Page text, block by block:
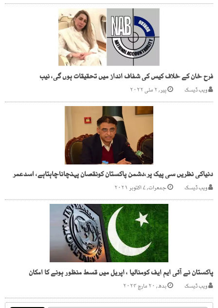
فرح خان کے خلاف کیس کی شفاف انداز میں تحقیقات ہوں گی، نیب
ویب ڈیسک پیر, ۲ مئی ۲۰۲۲
دنیاکی نظریں سی پیک پر،دشمن پاکستان کونقصان پہنچاناچاہتاہے، اسدعمر
ویب ڈیسک جمعرات, ۷ اکتوبر ۲۰۲۱
پاکستان نے آئی ایم ایف کومنالیا ، اپریل میں قسط منظور ہونے کا امکان
ویب ڈیسک بدھ, ۲۰ مارچ ۲۰۲۴